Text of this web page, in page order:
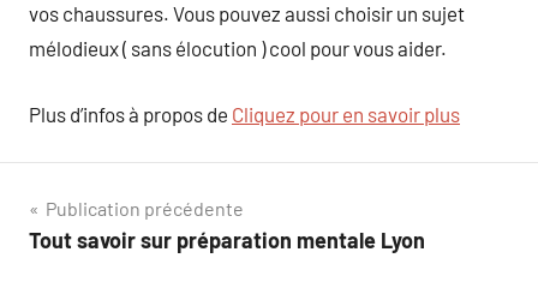
vos chaussures. Vous pouvez aussi choisir un sujet
mélodieux ( sans élocution ) cool pour vous aider.
Plus d’infos à propos de Cliquez pour en savoir plus
Navigation
de
Publication précédente
Tout savoir sur préparation mentale Lyon